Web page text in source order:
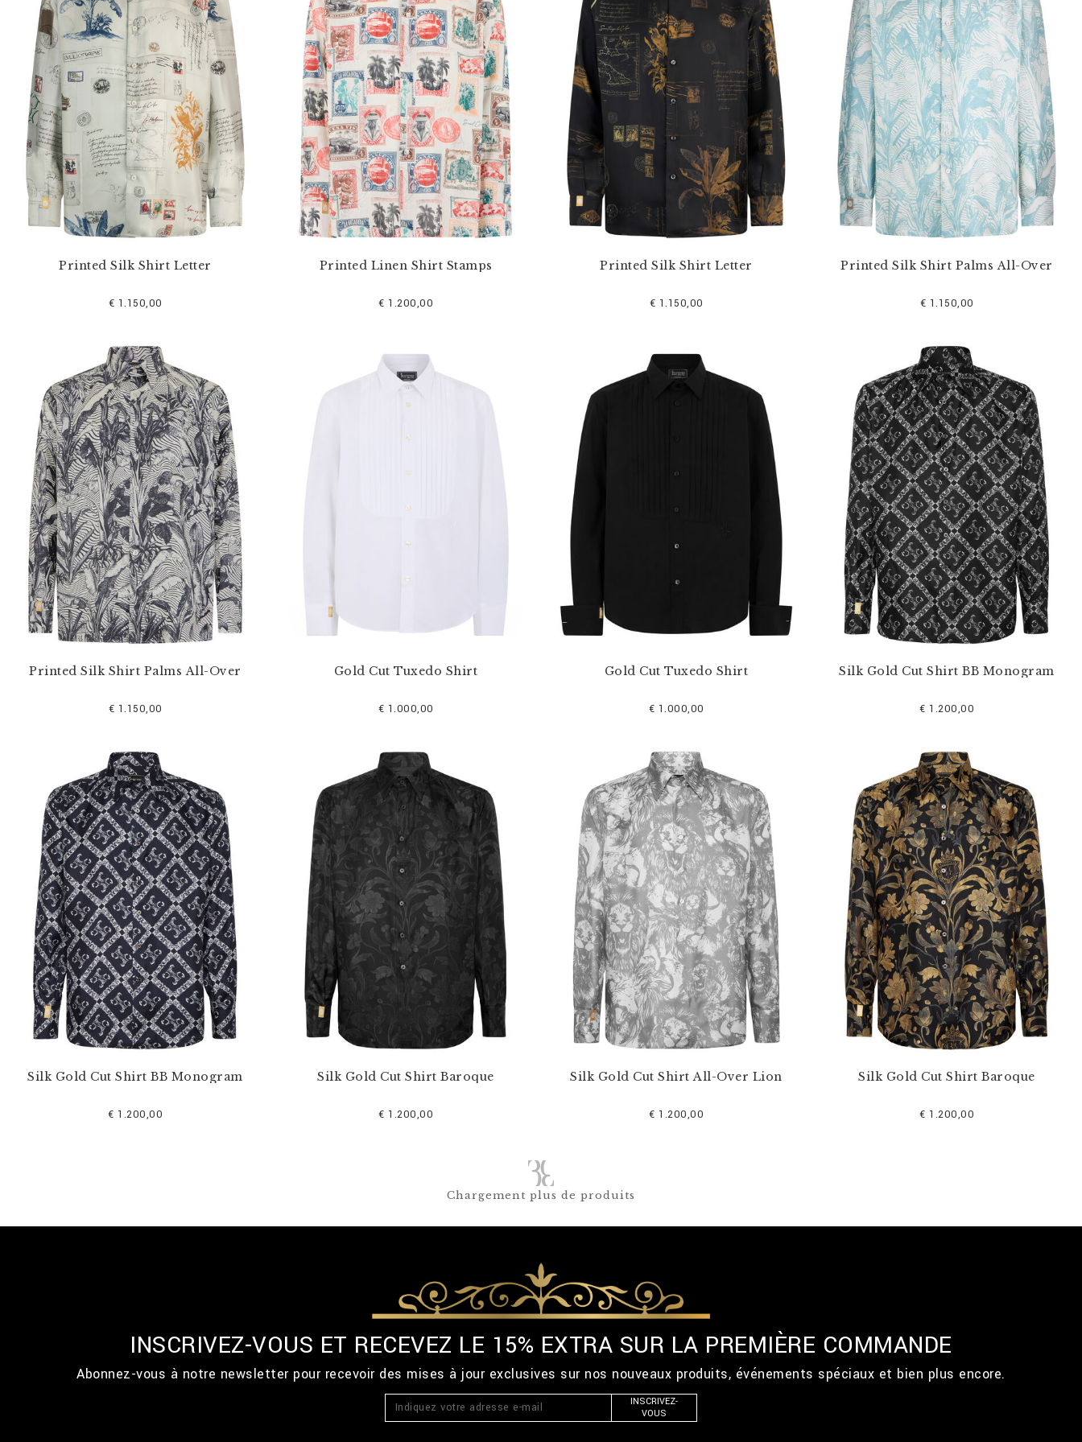
Printed Silk Shirt Letter
€ 1.150,00
Printed Linen Shirt Stamps
€ 1.200,00
Printed Silk Shirt Letter
€ 1.150,00
Printed Silk Shirt Palms All-Over
€ 1.150,00
Printed Silk Shirt Palms All-Over
€ 1.150,00
Gold Cut Tuxedo Shirt
€ 1.000,00
Gold Cut Tuxedo Shirt
€ 1.000,00
Silk Gold Cut Shirt BB Monogram
€ 1.200,00
Silk Gold Cut Shirt BB Monogram
€ 1.200,00
Silk Gold Cut Shirt Baroque
€ 1.200,00
Silk Gold Cut Shirt All-Over Lion
€ 1.200,00
Silk Gold Cut Shirt Baroque
€ 1.200,00
Chargement plus de produits
INSCRIVEZ-VOUS ET RECEVEZ LE 15% EXTRA SUR LA PREMIÈRE COMMANDE
Abonnez-vous à notre newsletter pour recevoir des mises à jour exclusives sur nos nouveaux produits, événements spéciaux et bien plus encore.
INSCRIVEZ-
VOUS